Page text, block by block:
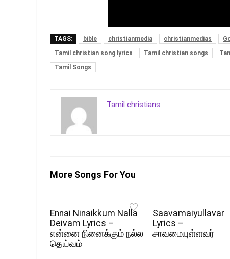
TAGS: bible christianmedia christianmedias
Tamil christian song lyrics
Tamil christian songs
Tamil Songs
Tamil christians
More Songs For You
Ennai Ninaikkum Nalla
Deivam Lyrics –
என்னை நினைக்கும் நல்ல
தெய்வம்
Saavamaiyullavar
Lyrics –
சாவமையுள்ளவர்